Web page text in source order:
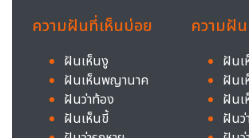
ความฝันที่เห็นบ่อย
ฝันเห็นงู
ฝันเห็นพญานาค
ฝันว่าท้อง
ฝันเห็นขี้
ความฝั
ฝันเ
ฝันเ
ฝันเ
ฝันว่